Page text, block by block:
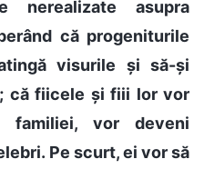
nerealizate asupra
că progeniturile
visurile și să-și
că fiicele și fiii lor vor
familiei, vor deveni
Pe scurt, ei vor să